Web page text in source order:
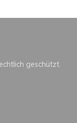
geschützt.